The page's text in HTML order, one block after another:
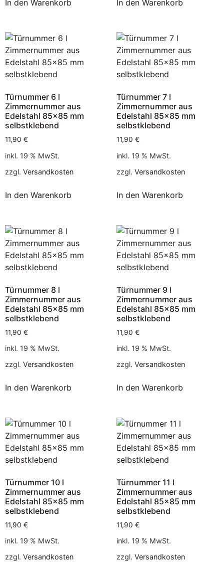
In den Warenkorb In den Warenkorb
Türnummer 6 l
Zimmernummer aus
Edelstahl 85×85 mm
selbstklebend
11,90 €
inkl. 19 % MwSt.
zzgl. Versandkosten
In den Warenkorb
Türnummer 7 l
Zimmernummer aus
Edelstahl 85×85 mm
selbstklebend
11,90 €
inkl. 19 % MwSt.
zzgl. Versandkosten
In den Warenkorb
Türnummer 8 l
Zimmernummer aus
Edelstahl 85×85 mm
selbstklebend
11,90 €
inkl. 19 % MwSt.
zzgl. Versandkosten
In den Warenkorb
Türnummer 9 l
Zimmernummer aus
Edelstahl 85×85 mm
selbstklebend
11,90 €
inkl. 19 % MwSt.
zzgl. Versandkosten
In den Warenkorb
Türnummer 10 l
Zimmernummer aus
Edelstahl 85×85 mm
selbstklebend
11,90 €
inkl. 19 % MwSt.
zzgl. Versandkosten
Türnummer 11 l
Zimmernummer aus
Edelstahl 85×85 mm
selbstklebend
11,90 €
inkl. 19 % MwSt.
zzgl. Versandkosten